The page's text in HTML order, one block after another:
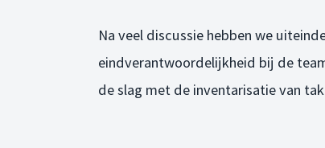
Na veel discussie hebben we
eindverantwoordelijkheid bij de
de slag met de inventarisatie van